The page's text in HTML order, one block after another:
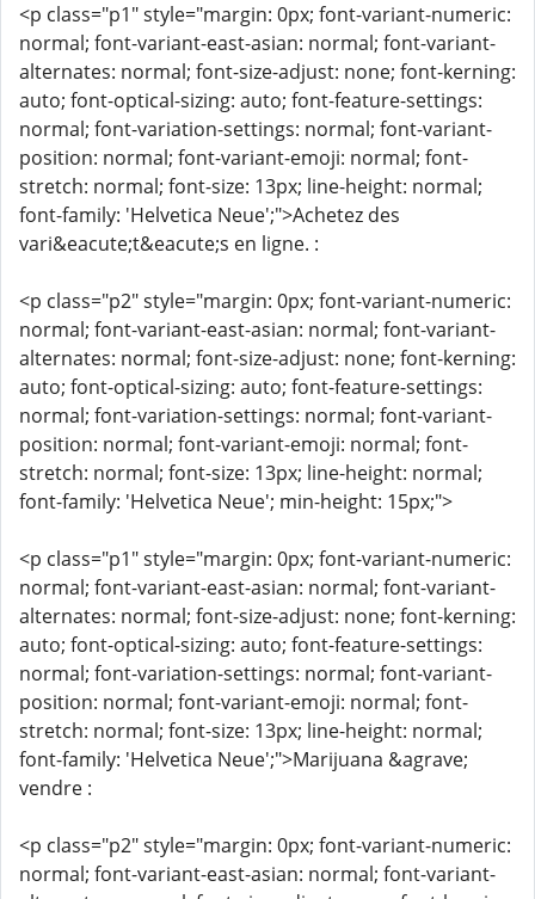
<p class="p1" style="margin: 0px; font-variant-numeric:
normal; font-variant-east-asian: normal; font-variant-
alternates: normal; font-size-adjust: none; font-kerning:
auto; font-optical-sizing: auto; font-feature-settings:
normal; font-variation-settings: normal; font-variant-
position: normal; font-variant-emoji: normal; font-
stretch: normal; font-size: 13px; line-height: normal;
font-family: 'Helvetica Neue';">Achetez des
vari&eacute;t&eacute;s en ligne. :
<p class="p2" style="margin: 0px; font-variant-numeric:
normal; font-variant-east-asian: normal; font-variant-
alternates: normal; font-size-adjust: none; font-kerning:
auto; font-optical-sizing: auto; font-feature-settings:
normal; font-variation-settings: normal; font-variant-
position: normal; font-variant-emoji: normal; font-
stretch: normal; font-size: 13px; line-height: normal;
font-family: 'Helvetica Neue'; min-height: 15px;">
<p class="p1" style="margin: 0px; font-variant-numeric:
normal; font-variant-east-asian: normal; font-variant-
alternates: normal; font-size-adjust: none; font-kerning:
auto; font-optical-sizing: auto; font-feature-settings:
normal; font-variation-settings: normal; font-variant-
position: normal; font-variant-emoji: normal; font-
stretch: normal; font-size: 13px; line-height: normal;
font-family: 'Helvetica Neue';">Marijuana &agrave;
vendre :
<p class="p2" style="margin: 0px; font-variant-numeric:
normal; font-variant-east-asian: normal; font-variant-